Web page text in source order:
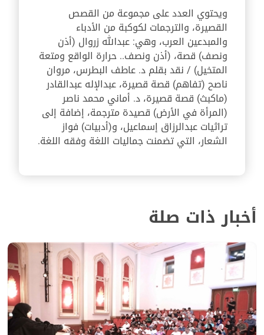
ويحتوي العدد على مجموعة من القصص
القصيرة، والترجمات لكوكبة من الأدباء
والمبدعين العرب، وهي: عبدالله زروال (أذن
ونصف) قصة، (أذن ونصف.. حرارة الواقع ومتعة
المتخيل) / نقد بقلم د. عاطف البطرس، مروان
ناصح (تفاهم) قصة قصيرة، عبدالإله عبدالقادر
(ماكبث) قصة قصيرة، د. أماني محمد ناصر
(المرأة في الأرض) قصيدة مترجمة، إضافة إلى
تراثيات عبدالرزاق إسماعيل، و(أدبيات) فواز
الشعار، التي تضمنت جماليات اللغة وفقه اللغة.
أخبار ذات صلة